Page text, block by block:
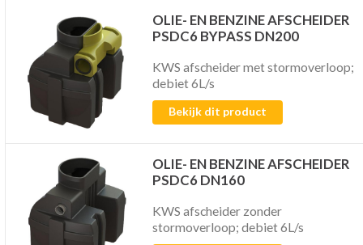
OLIE- EN BENZINE AFSCHEIDER
PSDC6 BYPASS DN200
KWS afscheider met stormoverloop;
debiet 6L/s
Bekijk dit product
OLIE- EN BENZINE AFSCHEIDER
PSDC6 DN160
KWS afscheider zonder
stormoverloop; debiet 6L/s